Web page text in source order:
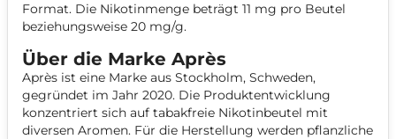
Format. Die Nikotinmenge beträgt 11 mg pro Beutel
beziehungsweise 20 mg/g.
Über die Marke Après
Après ist eine Marke aus Stockholm, Schweden,
gegründet im Jahr 2020. Die Produktentwicklung
konzentriert sich auf tabakfreie Nikotinbeutel mit
diversen Aromen. Für die Herstellung werden pflanzliche